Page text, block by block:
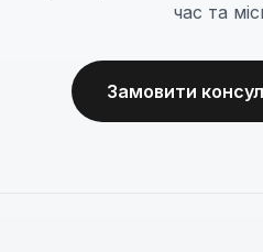
час та
Замовити